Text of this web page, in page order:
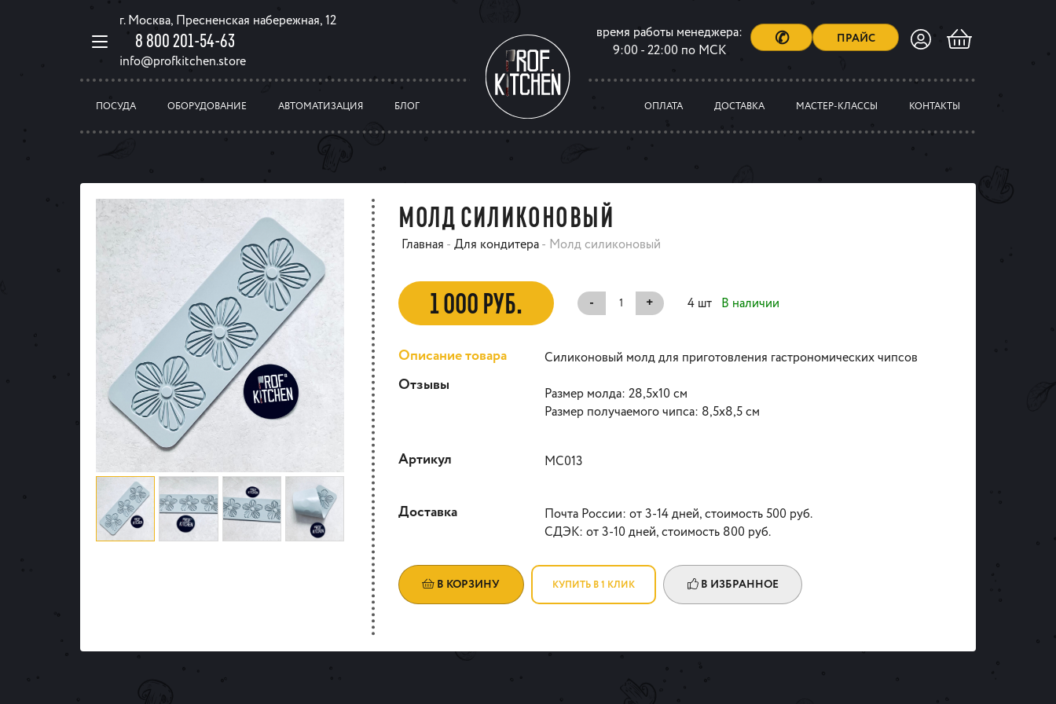
г. Москва, Пресненская набережная, 12
8 800 201-54-63
info@profkitchen.store
время работы менеджера:
9:00 - 22:00 по МСК
✆ ПРАЙС
ПОСУДА ОБОРУДОВАНИЕ АВТОМАТИЗАЦИЯ БЛОГ ОПЛАТА ДОСТАВКА МАСТЕР-КЛАССЫ КОНТАКТЫ
МОЛД СИЛИКОНОВЫЙ
Главная - Для кондитера- Молд силиконовый
1 000 РУБ. - + 4 шт В наличии
Описание товара
Отзывы
Силиконовый молд для приготовления гастрономических чипсов
Размер молда: 28,5х10 см
Размер получаемого чипса: 8,5х8,5 см
Артикул МС013
Доставка
Почта России: от 3-14 дней, стоимость 500 руб.
СДЭК: от 3-10 дней, стоимость 800 руб.
В КОРЗИНУ КУПИТЬ В 1 КЛИК В ИЗБРАННОЕ